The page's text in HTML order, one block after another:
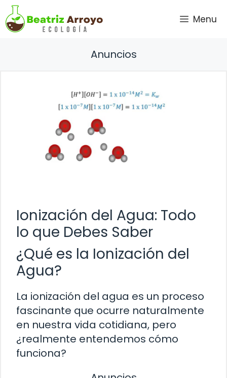
Saltar
al
contenido
Menu
Anuncios
Ionización del Agua: Todo
lo que Debes Saber
¿Qué es la Ionización del
Agua?
La ionización del agua es un proceso
fascinante que ocurre naturalmente
en nuestra vida cotidiana, pero
¿realmente entendemos cómo
funciona?